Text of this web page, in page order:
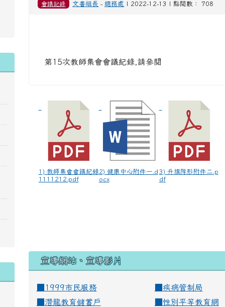
會議記錄 文書組長 - 總務處 | 2022-12-13 | 點閱數： 708
第15次教師集會會議紀錄,請參閱
1) 教師集會會議紀錄
1111212.pdf
2) 健康中心附件一.d
ocx
3) 升旗隊形附件二.p
df
宣導網站、宣導影片
■1999市民服務 疾病管制局
潛龍教育儲蓄戶 性別平等教育網